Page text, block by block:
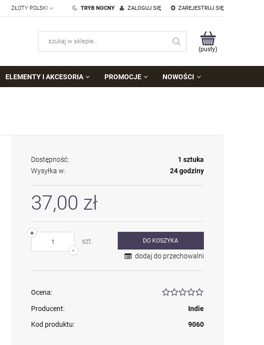
ZAREJESTRUJ SIĘ
ZALOGUJ SIĘ
TRYB NOCNY
(pusty)
ELEMENTY I AKCESORIA PROMOCJE NOWOŚCI
Dostępność:
1 sztuka
Wysyłka w:
24 godziny
37,00 zł
-
+
szt.
DO KOSZYKA
dodaj do przechowalni
Ocena:
Producent:
Indie
Kod produktu:
9060